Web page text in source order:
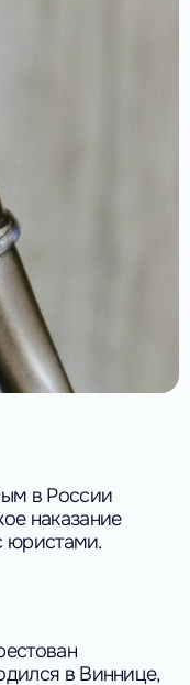
в России
наказание
юристами.
в Виннице,